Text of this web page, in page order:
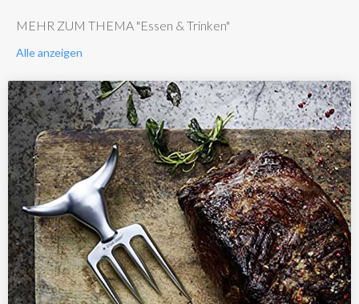
MEHR ZUM THEMA "Essen & Trinken"
Alle anzeigen